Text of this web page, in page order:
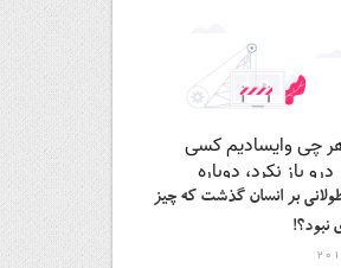
طولانی بر انسان گذشت که چیز
نبود؟!